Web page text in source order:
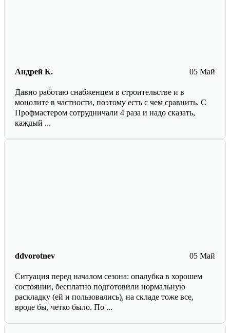
05 Май
Андрей К.
Давно работаю снабженцем в строительстве и в
монолите в частности, поэтому есть с чем сравнить. С
Профмастером сотрудничали 4 раза и надо сказать,
каждый ...
05 Май
ddvorotnev
Ситуация перед началом сезона: опалубка в хорошем
состоянии, бесплатно подготовили нормальную
раскладку (ей и пользовались), на складе тоже все,
вроде бы, четко было. По ...